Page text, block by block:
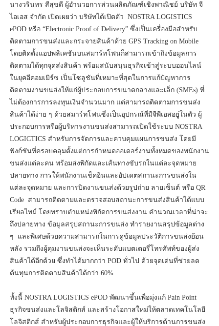
นางวรินทร สีสุขดี ผู้อำนวยการส่วนผลิตภัณฑ์เชิงพาณิชย์ บริษัท จี
ไอเอส จำกัด เปิดเผยว่า บริษัทได้เปิดตัว NOSTRA LOGISTICS
ePOD หรือ “Electronic Proof of Delivery” ซึ่งเป็นเครื่องมือสำหรับ
ติดตามการขนส่งและกระจายสินค้าด้วย GPS Tracking on Mobile
โดยติดตั้งแอปพลิเคชันบนสมาร์ทโฟนก็สามารถเข้าถึงข้อมูลการ
ติดตามได้ทุกจุดส่งสินค้า พร้อมสนับสนุนธุรกิจเข้าสู่ระบบออนไลน์
ในยุคอีคอมเมิร์ซ เป็นโซลูชันที่เหมาะที่สุดในการแก้ปัญหาการ
ติดตามงานขนส่งให้แก่ผู้ประกอบการขนาดกลางและเล็ก (SMEs) ที่
ไม่ต้องการการลงทุนเงินจำนวนมาก แต่สามารถติดตามการขนส่ง
สินค้าได้ง่าย ๆ ด้วยสมาร์ทโฟนซึ่งเป็นอุปกรณ์ที่มีจีพีเอสอยู่ในตัว ผู้
ประกอบการหรือผู้บริหารงานขนส่งสามารถเปิดใช้ระบบ NOSTRA
LOGICTICS สำหรับการจัดการและควบคุมแผนการขนส่ง โดยมี
ฟังก์ชันที่ครอบคลุมตั้งแต่การกำหนดออเดอร์งานทั้งหมดของพนักงาน
ขนส่งแต่ละคน พร้อมส่งพิกัดและเส้นทางขับรถในแต่ละจุดหมาย
ปลายทาง การให้พนักงานเช็คอินและอัปเดตสถานะการขนส่งใน
แต่ละจุดหมาย และการปิดงานขนส่งด้วยรูปถ่าย ลายเซ็นต์ หรือ QR
Code สามารถติดตามและตรวจสอบสถานะการขนส่งสินค้าได้แบบ
เรียลไทม์ โดยทราบตำแหน่งพิกัดการขนส่งงาน คำนวณเวลาที่น่าจะ
ถึงปลายทาง ข้อมูลสรุปสถานะการขนส่ง ทำรายงานสรุปข้อมูลต่าง
ๆ และพิเศษด้วยความสามารถในการดูข้อมูลประวัติการขนส่งย้อน
หลัง รวมถึงผู้คุมงานขนส่งจะเห็นระดับแบตเตอรี่โทรศัพท์ของผู้ส่ง
สินค้าได้อีกด้วย ซึ่งทำได้มากกว่า POD ทั่วไป ด้วยจุดเด่นที่ช่วยลด
ต้นทุนการติดตามสินค้าได้กว่า 60%
ทั้งนี้ NOSTRA LOGISTICS ePOD พัฒนาขึ้นเพื่อมุ่งแก้ Pain Point
ธุรกิจขนส่งและโลจิสติกส์ และสร้างโอกาสใหม่ให้ตลาดเทคโนโลยี
โลจิสติกส์ สำหรับผู้ประกอบการธุรกิจและผู้ให้บริการด้านการขนส่ง